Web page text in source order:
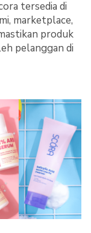
tersedia di
marketplace,
produk
pelanggan di